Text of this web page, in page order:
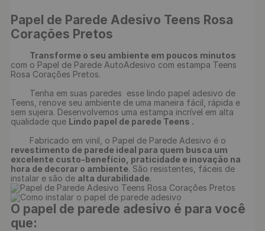
Papel de Parede Adesivo Teens Rosa
Corações Pretos
Transforme o seu ambiente em poucos minutos
com o Papel de Parede AutoAdesivo com estampa Teens
Rosa Corações Pretos.
Teens, renove seu ambiente de uma maneira fácil, rápida e
sem sujeira. Desenvolvemos uma estampa incrível em alta
qualidade que Lindo papel de parede Teens .
	Fabricado em vinil, o Papel de Parede Adesivo é o
revestimento de parede ideal para quem busca um
excelente custo-benefício, praticidade e inovação na
hora de decorar o ambiente. São resistentes, fáceis de
instalar e são de alta durabilidade
O papel de parede adesivo é para você
que: